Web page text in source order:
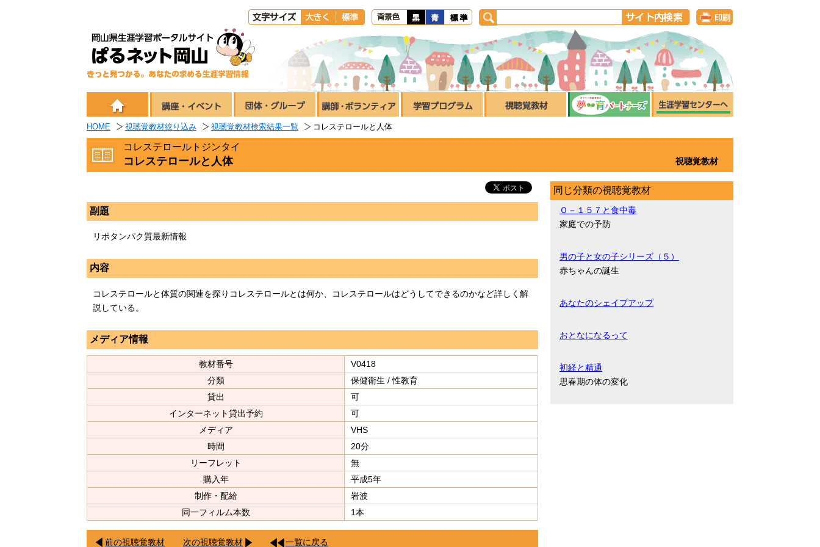
HOME 視聴覚教材絞り込み 視聴覚教材検索結果一覧 コレステロールと人体
コレステロールトジンタイ
コレステロールと人体 視聴覚教材
副題
リポタンパク質最新情報
内容
コレステロールと体質の関連を探りコレステロールとは何か、コレステロールはどうしてできるのかなど詳しく解
説している。
メディア情報
教材番号
V0418
分類
保健衛生 / 性教育
貸出
可
インターネット貸出予約
可
メディア
VHS
時間
20分
リーフレット
無
購入年
平成5年
制作・配給
岩波
同一フィルム本数
1本
前の視聴覚教材 次の視聴覚教材 一覧に戻る
同じ分類の視聴覚教材
Ｏ－１５７と食中毒
家庭での予防
男の子と女の子シリーズ（５）
赤ちゃんの誕生
あなたのシェイプアップ
おとなになるって
初経と精通
思春期の体の変化